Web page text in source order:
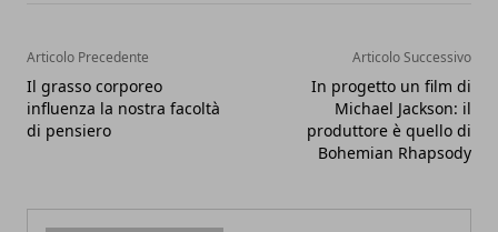
Articolo Precedente
Il grasso corporeo
influenza la nostra facoltà
di pensiero
Articolo Successivo
In progetto un film di
Michael Jackson: il
produttore è quello di
Bohemian Rhapsody